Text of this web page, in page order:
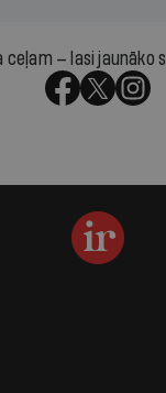
ceļam — lasi jaunāko